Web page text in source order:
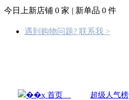
今日上新店铺 0 家 | 新单品 0 件
遇到购物问题? 联系我 >
首页 超级人气榜